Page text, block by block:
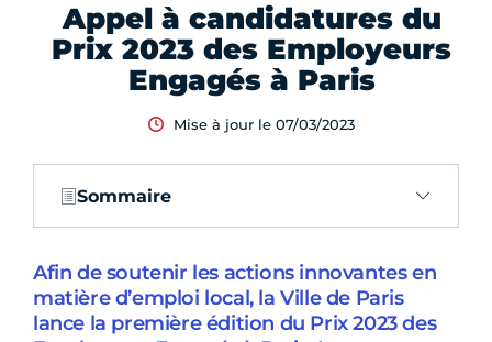
Appel à candidatures du
Prix 2023 des Employeurs
Engagés à Paris
Mise à jour le 07/03/2023
Sommaire
Afin de soutenir les actions innovantes en
matière d’emploi local, la Ville de Paris
lance la première édition du Prix 2023 des